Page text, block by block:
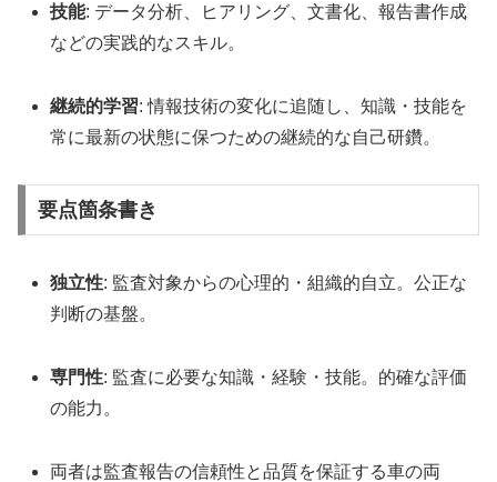
技能: データ分析、ヒアリング、文書化、報告書作成
などの実践的なスキル。
継続的学習: 情報技術の変化に追随し、知識・技能を
常に最新の状態に保つための継続的な自己研鑽。
要点箇条書き
独立性: 監査対象からの心理的・組織的自立。公正な
判断の基盤。
専門性: 監査に必要な知識・経験・技能。的確な評価
の能力。
両者は監査報告の信頼性と品質を保証する車の両